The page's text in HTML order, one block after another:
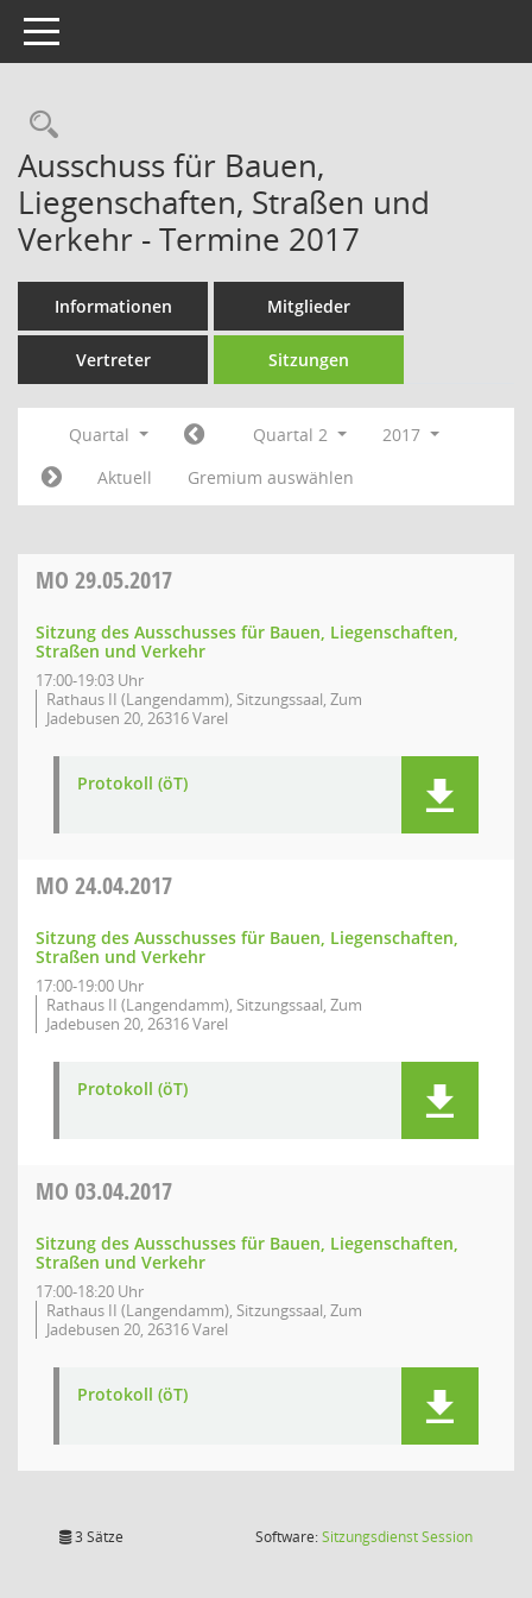
Toggle navigation
Rechercheauswahl
Ausschuss für Bauen,
Liegenschaften, Straßen und
Verkehr - Termine 2017
Informationen Mitglieder
Vertreter Sitzungen
Quartal Quartal 2
2017
Aktuell
Gremium auswählen
MO 29.05.2017
Sitzung des Ausschusses für Bauen, Liegenschaften,
Straßen und Verkehr
17:00-19:03 Uhr
Rathaus II (Langendamm), Sitzungssaal, Zum
Jadebusen 20, 26316 Varel
Protokoll (öT)
MO 24.04.2017
Sitzung des Ausschusses für Bauen, Liegenschaften,
Straßen und Verkehr
17:00-19:00 Uhr
Rathaus II (Langendamm), Sitzungssaal, Zum
Jadebusen 20, 26316 Varel
Protokoll (öT)
MO 03.04.2017
Sitzung des Ausschusses für Bauen, Liegenschaften,
Straßen und Verkehr
17:00-18:20 Uhr
Rathaus II (Langendamm), Sitzungssaal, Zum
Jadebusen 20, 26316 Varel
Protokoll (öT)
3 Sätze Software:SitzungsdienstSession(Wird in